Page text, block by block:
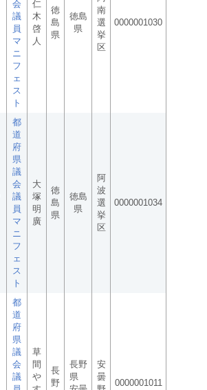
会
議
員
マ
ニ
フ
ェ
ス
ト
仁
木
啓
人
徳
島
県
徳島
県
南
選
挙
区
0000001030
都
道
府
県
議
会
議
員
マ
ニ
フ
ェ
ス
ト
大
塚
明
廣
徳
島
県
徳島
県
阿
波
選
挙
区
0000001034
都
道
府
県
議
会
議
草
間
や
長
野
長野
県
安
曇
0000001011